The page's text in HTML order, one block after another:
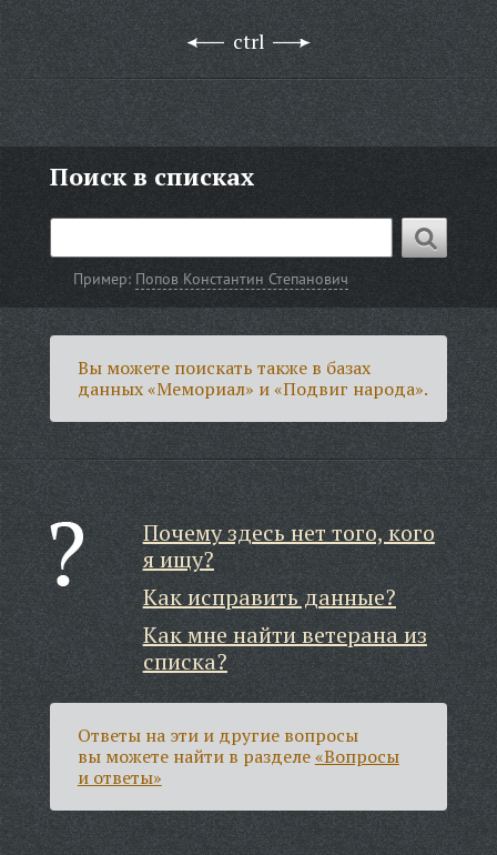
ctrl
Поиск в списках
Пример: Попов Константин Степанович
Вы можете поискать также в базах
данных «Мемориал» и «Подвиг народа».
Почему здесь нет того, кого
я ищу?
Как исправить данные?
Как мне найти ветерана из
списка?
Ответы на эти и другие вопросы
вы можете найти в разделе«Вопросы
и ответы»